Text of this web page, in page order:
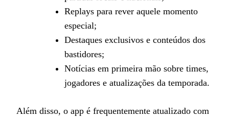
Replays para rever aquele momento
especial;
Destaques exclusivos e conteúdos dos
bastidores;
Notícias em primeira mão sobre times,
jogadores e atualizações da temporada.
Além disso, o app é frequentemente atualizado com